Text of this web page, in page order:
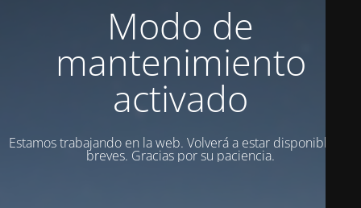
Modo de
mantenimiento
activado
Estamos trabajando en la web. Volverá a estar disponible en
breves. Gracias por su paciencia.